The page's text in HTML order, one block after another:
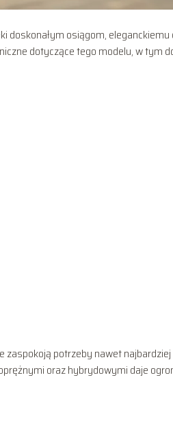
doskonałym osiągom,
dotyczące tego modelu, w tym
potrzeby nawet
oraz hybrydowymi daje